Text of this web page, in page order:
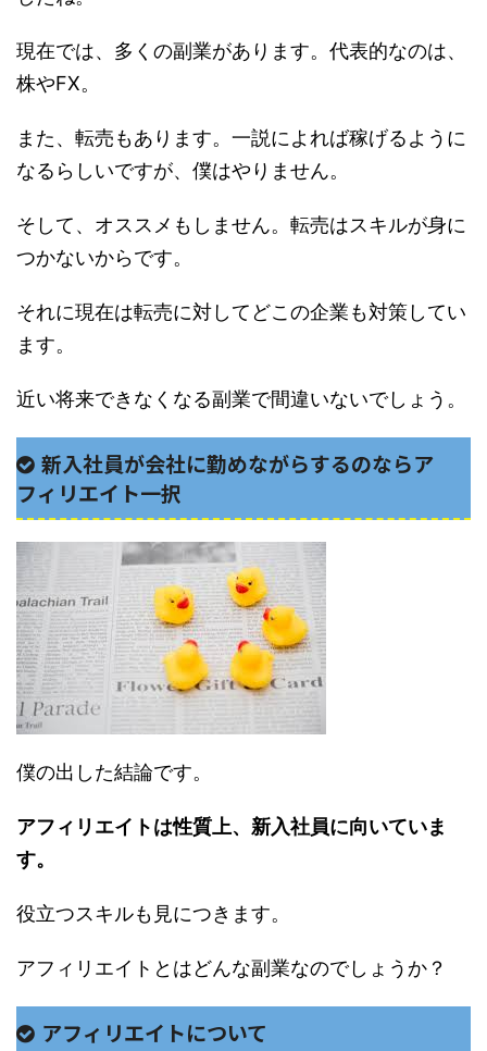
現在では、多くの副業があります。代表的なのは、
株やFX。
また、転売もあります。一説によれば稼げるように
なるらしいですが、僕はやりません。
そして、オススメもしません。転売はスキルが身に
つかないからです。
それに現在は転売に対してどこの企業も対策してい
ます。
近い将来できなくなる副業で間違いないでしょう。
新入社員が会社に勤めながらするのならア
フィリエイト一択
僕の出した結論です。
アフィリエイトは性質上、新入社員に向いていま
す。
役立つスキルも見につきます。
アフィリエイトとはどんな副業なのでしょうか？
アフィリエイトについて